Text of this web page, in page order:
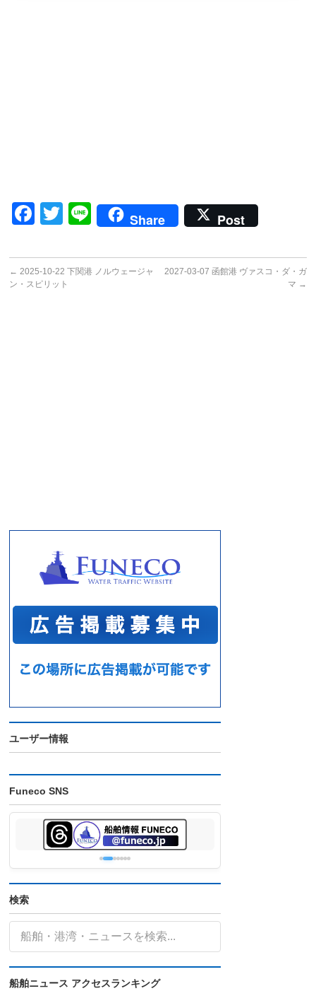
Facebook
Twitter
LineShare Post
← 2025-10-22 下関港 ノルウェージャ
ン・スピリット
2027-03-07 函館港 ヴァスコ・ダ・ガ
マ →
ユーザー情報
Funeco SNS
検索
船舶ニュース アクセスランキング